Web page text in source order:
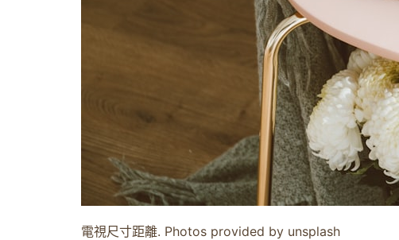
電視尺寸距離. Photos provided by unsplash